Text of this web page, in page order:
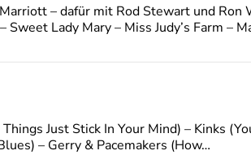
– dafür mit Rod Stewart und Ron
Lady Mary – Miss Judy’s Farm –
Just Stick In Your Mind) – Kinks
– Gerry & Pacemakers (How…